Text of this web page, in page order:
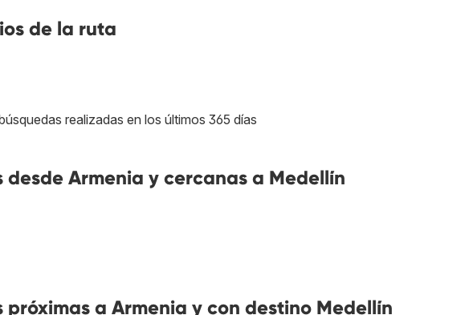
de la ruta
realizadas en los últimos 365 días
desde Armenia y cercanas a Medellín
próximas a Armenia y con destino Medellín